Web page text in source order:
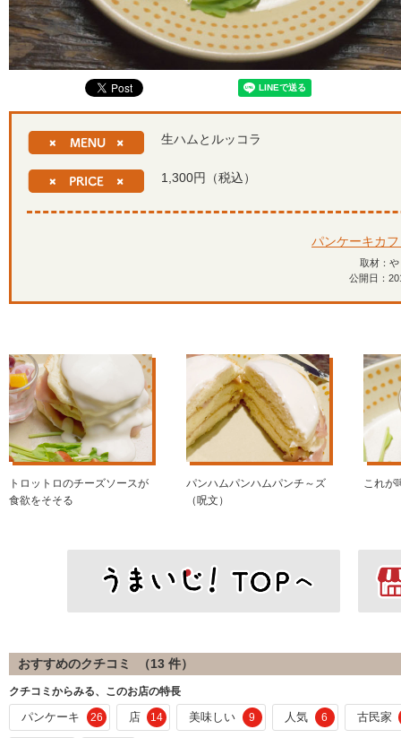
生ハムとルッコラ
1,300円（税込）
パンケーキカ
取材：
公開日：
トロットロのチーズソースが
食欲をそそる
パンハムパンハムパンチ～ズ
（呪文）
これが
おすすめのクチコミ （13 件）
クチコミからみる、このお店の特長
パンケーキ 26 店 14 美味しい 9 人気 6 古民家